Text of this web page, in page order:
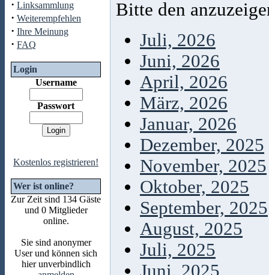
· Linksammlung
· Weiterempfehlen
· Ihre Meinung
· FAQ
Login
Username
Passwort
Kostenlos registrieren!
Wer ist online?
Zur Zeit sind 134 Gäste
und 0 Mitglieder
online.
Sie sind anonymer
User und können sich
hier unverbindlich
Bitte den
Juli, 2026
Juni, 2026
April, 2026
März, 2026
Januar, 2026
Dezember, 2025
November, 2025
Oktober, 2025
September, 2025
August, 2025
Juli, 2025
Juni, 2025